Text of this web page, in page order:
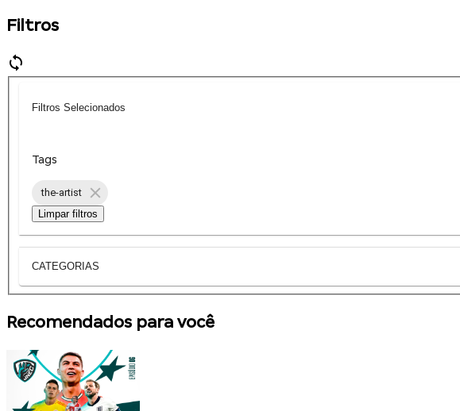
Filtros
Filtros Selecionados
Tags
the-artist
Limpar filtros
CATEGORIAS
Recomendados para você